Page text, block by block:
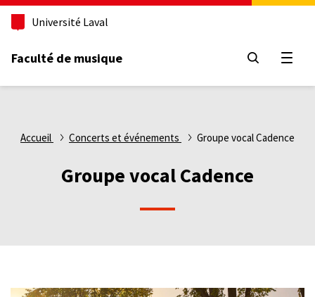
Aller
principal
Université Laval
Faculté de musique
Fil
Accueil Concerts et événements Groupe vocal Cadence
Groupe vocal Cadence